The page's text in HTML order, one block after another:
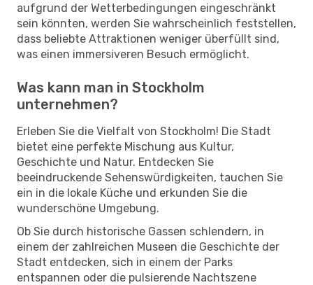
aufgrund der Wetterbedingungen eingeschränkt
sein könnten, werden Sie wahrscheinlich feststellen,
dass beliebte Attraktionen weniger überfüllt sind,
was einen immersiveren Besuch ermöglicht.
Was kann man in Stockholm
unternehmen?
Erleben Sie die Vielfalt von Stockholm! Die Stadt
bietet eine perfekte Mischung aus Kultur,
Geschichte und Natur. Entdecken Sie
beeindruckende Sehenswürdigkeiten, tauchen Sie
ein in die lokale Küche und erkunden Sie die
wunderschöne Umgebung.
Ob Sie durch historische Gassen schlendern, in
einem der zahlreichen Museen die Geschichte der
Stadt entdecken, sich in einem der Parks
entspannen oder die pulsierende Nachtszene